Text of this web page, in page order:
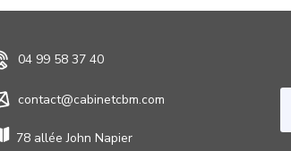
04 99 58 37 40
contact@cabinetcbm.com
78 allée John Napier